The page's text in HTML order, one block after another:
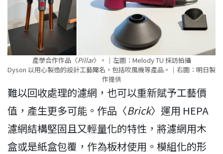
產學合作作品〈Pillar〉。｜左圖：Melody TU 採訪拍攝
Dyson 以用心製造的設計工藝聞名，包括吹風機等產品。｜右圖：明日製
作提供
難以回收處理的濾網，也可以重新賦予工藝價
值，產生更多可能。作品〈Brick〉運用 HEPA
濾網結構堅固且又輕量化的特性，將濾網用木
盒或是紙盒包覆，作為板材使用。模組化的形